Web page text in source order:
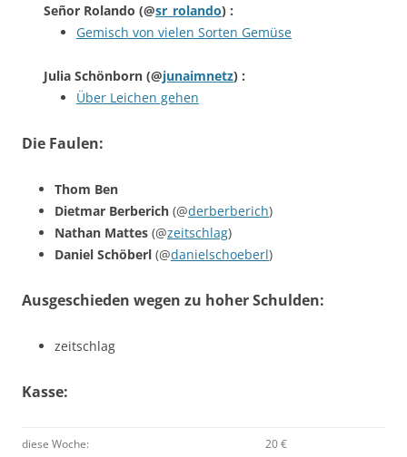
Señor Rolando (@sr_rolando) :
Gemisch von vielen Sorten Gemüse
Julia Schönborn (@junaimnetz) :
Über Leichen gehen
Die Faulen:
Thom Ben
Dietmar Berberich (@derberberich)
Nathan Mattes (@zeitschlag)
Daniel Schöberl (@danielschoeberl)
Ausgeschieden wegen zu hoher Schulden:
zeitschlag
Kasse:
diese Woche: 20 €